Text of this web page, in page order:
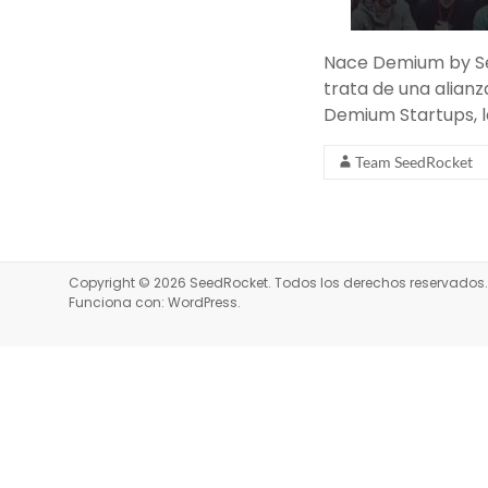
Nace Demium by
trata de una
Demium Startups,
Team SeedRocket
Copyright © 2026 SeedRocket. Todos los derechos
Funciona con: WordPress.